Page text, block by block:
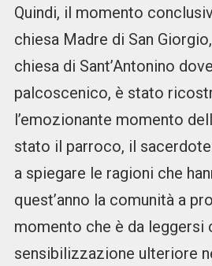
Quindi, il momento
chiesa Madre di San
chiesa di Sant’Antonino
palcoscenico, è stato
l’emozionante momento
stato il parroco, il
a spiegare le ragioni che
quest’anno la comunità a
momento che è da leggersi
sensibilizzazione ulteriore